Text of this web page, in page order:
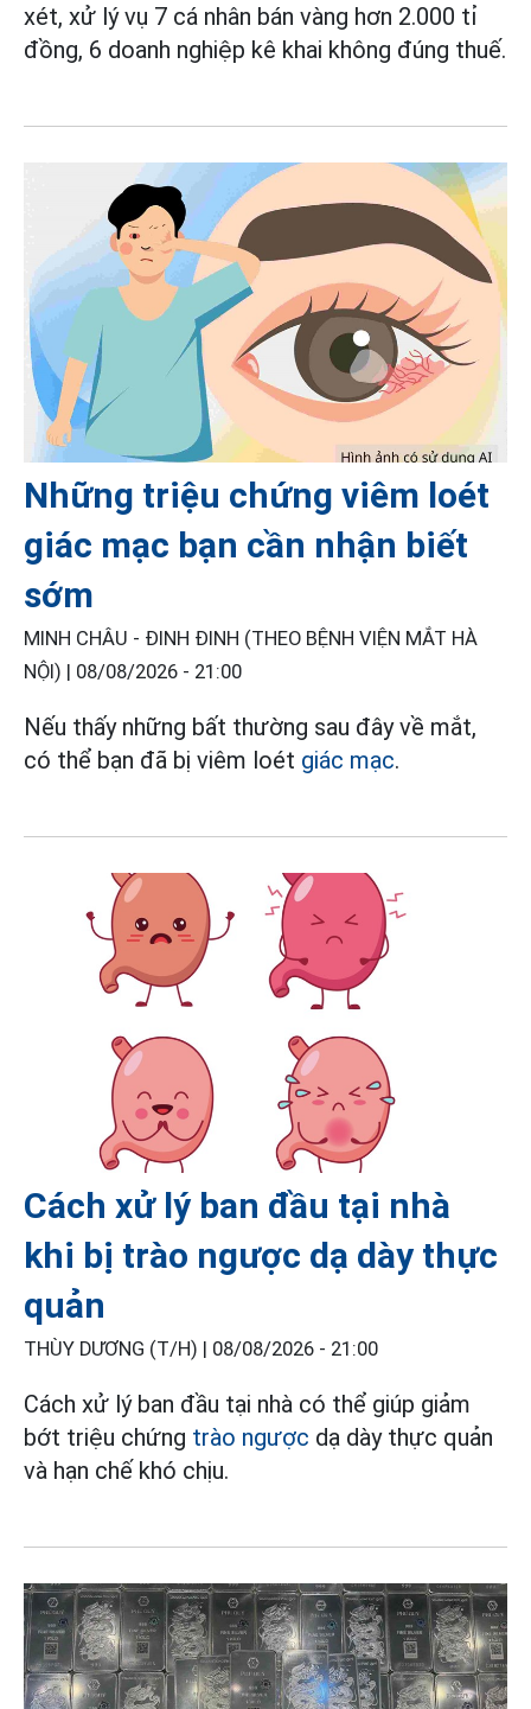
xét, xử lý vụ 7 cá nhân bán vàng hơn 2.000 tỉ
đồng, 6 doanh nghiệp kê khai không đúng thuế.
Những triệu chứng viêm loét
giác mạc bạn cần nhận biết
sớm
MINH CHÂU - ĐINH ĐINH (THEO BỆNH VIỆN MẮT HÀ
NỘI) | 08/08/2026 - 21:00
Nếu thấy những bất thường sau đây về mắt,
có thể bạn đã bị viêm loét giác mạc.
Cách xử lý ban đầu tại nhà
khi bị trào ngược dạ dày thực
quản
THÙY DƯƠNG (T/H) | 08/08/2026 - 21:00
Cách xử lý ban đầu tại nhà có thể giúp giảm
bớt triệu chứng trào ngược dạ dày thực quản
và hạn chế khó chịu.